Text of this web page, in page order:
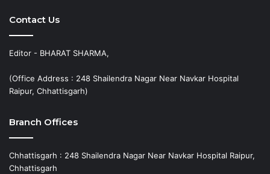
Contact Us
Editor - BHARAT SHARMA,
(Office Address : 248 Shailendra Nagar Near Navkar Hospital
Raipur, Chhattisgarh)
Branch Offices
Chhattisgarh : 248 Shailendra Nagar Near Navkar Hospital Raipur,
Chhattisgarh